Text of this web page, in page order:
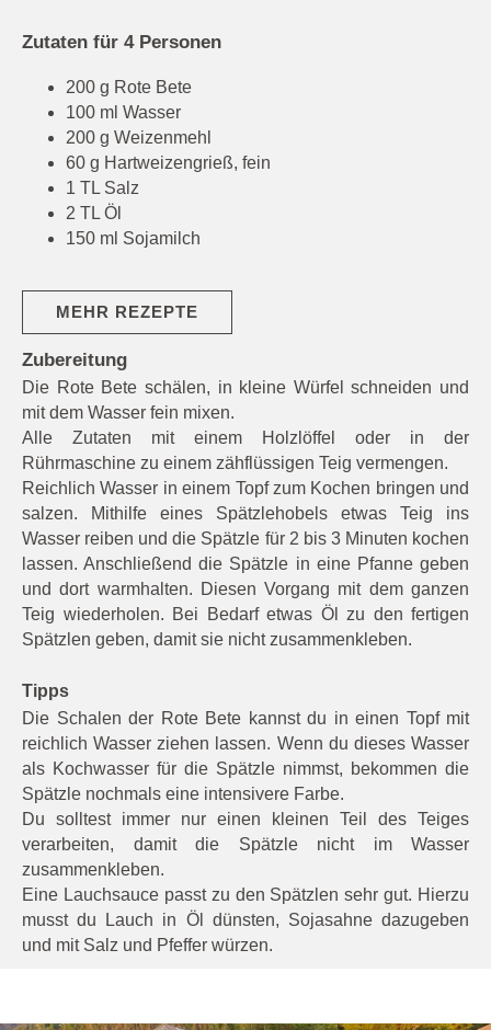
Zutaten für 4 Personen
200 g Rote Bete
100 ml Wasser
200 g Weizenmehl
60 g Hartweizengrieß, fein
1 TL Salz
2 TL Öl
150 ml Sojamilch
MEHR REZEPTE
Zubereitung
Die Rote Bete schälen, in kleine Würfel schneiden und
mit dem Wasser fein mixen.
Alle Zutaten mit einem Holzlöffel oder in der
Rührmaschine zu einem zähflüssigen Teig vermengen.
Reichlich Wasser in einem Topf zum Kochen bringen und
salzen. Mithilfe eines Spätzlehobels etwas Teig ins
Wasser reiben und die Spätzle für 2 bis 3 Minuten kochen
lassen. Anschließend die Spätzle in eine Pfanne geben
und dort warmhalten. Diesen Vorgang mit dem ganzen
Teig wiederholen. Bei Bedarf etwas Öl zu den fertigen
Spätzlen geben, damit sie nicht zusammenkleben.
Tipps
Die Schalen der Rote Bete kannst du in einen Topf mit
reichlich Wasser ziehen lassen. Wenn du dieses Wasser
als Kochwasser für die Spätzle nimmst, bekommen die
Spätzle nochmals eine intensivere Farbe.
Du solltest immer nur einen kleinen Teil des Teiges
verarbeiten, damit die Spätzle nicht im Wasser
zusammenkleben.
Eine Lauchsauce passt zu den Spätzlen sehr gut. Hierzu
musst du Lauch in Öl dünsten, Sojasahne dazugeben
und mit Salz und Pfeffer würzen.